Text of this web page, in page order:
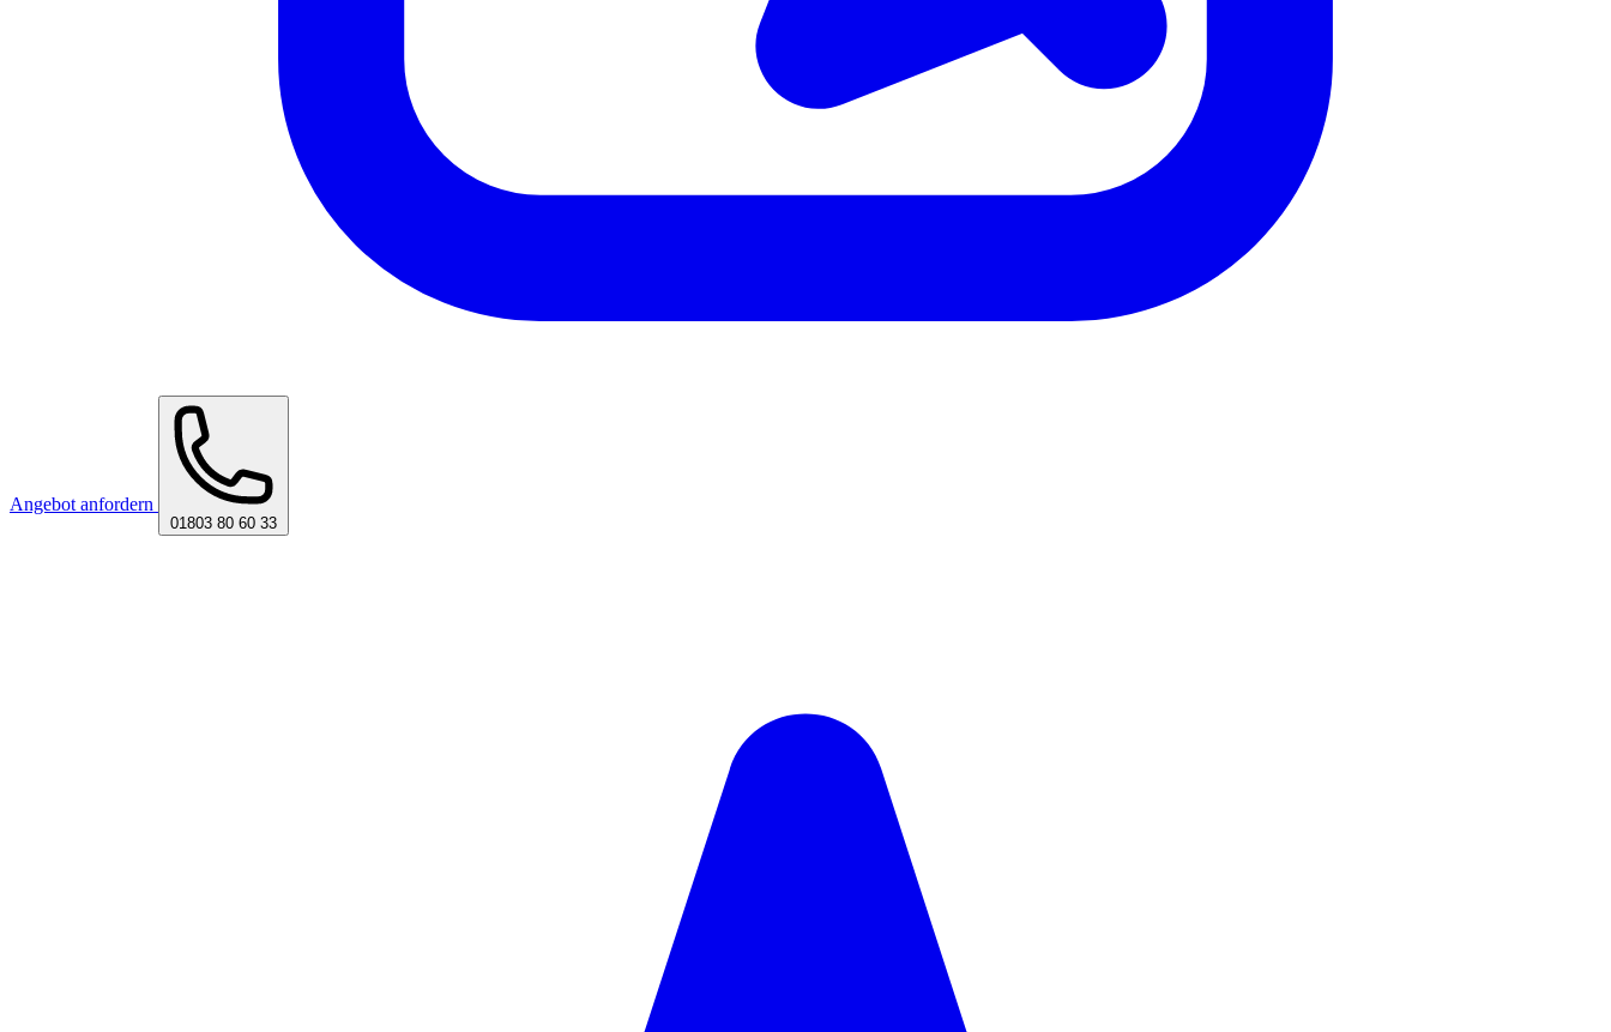
Angebot anfordern
01803 80 60 33